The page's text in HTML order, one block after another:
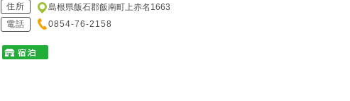
住所
島根県飯石郡飯南町上赤名1663
電話
0854-76-2158